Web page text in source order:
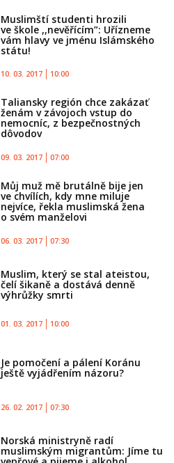
Muslimští studenti hrozili
ve škole ,,nevěřícím”: Uřízneme
vám hlavy ve jménu Islámského
státu!
10. 03. 2017 10:00
Taliansky región chce zakázať
ženám v závojoch vstup do
nemocníc, z bezpečnostných
dôvodov
09. 03. 2017 07:00
Můj muž mě brutálně bije jen
ve chvílích, kdy mne miluje
nejvíce, řekla muslimská žena
o svém manželovi
06. 03. 2017 07:30
Muslim, který se stal ateistou,
čelí šikaně a dostává denně
výhrůžky smrti
01. 03. 2017 10:00
Je pomočení a pálení Koránu
ještě vyjádřením názoru?
26. 02. 2017 07:30
Norská ministryně radí
muslimským migrantům: Jíme tu